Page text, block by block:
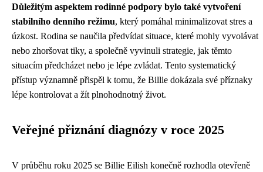
Důležitým aspektem rodinné podpory bylo také vytvoření
stabilního denního režimu, který pomáhal minimalizovat stres a
úzkost. Rodina se naučila předvídat situace, které mohly vyvolávat
nebo zhoršovat tiky, a společně vyvinuli strategie, jak těmto
situacím předcházet nebo je lépe zvládat. Tento systematický
přístup významně přispěl k tomu, že Billie dokázala své příznaky
lépe kontrolovat a žít plnohodnotný život.
Veřejné přiznání diagnózy v roce 2025
V průběhu roku 2025 se Billie Eilish konečně rozhodla otevřeně